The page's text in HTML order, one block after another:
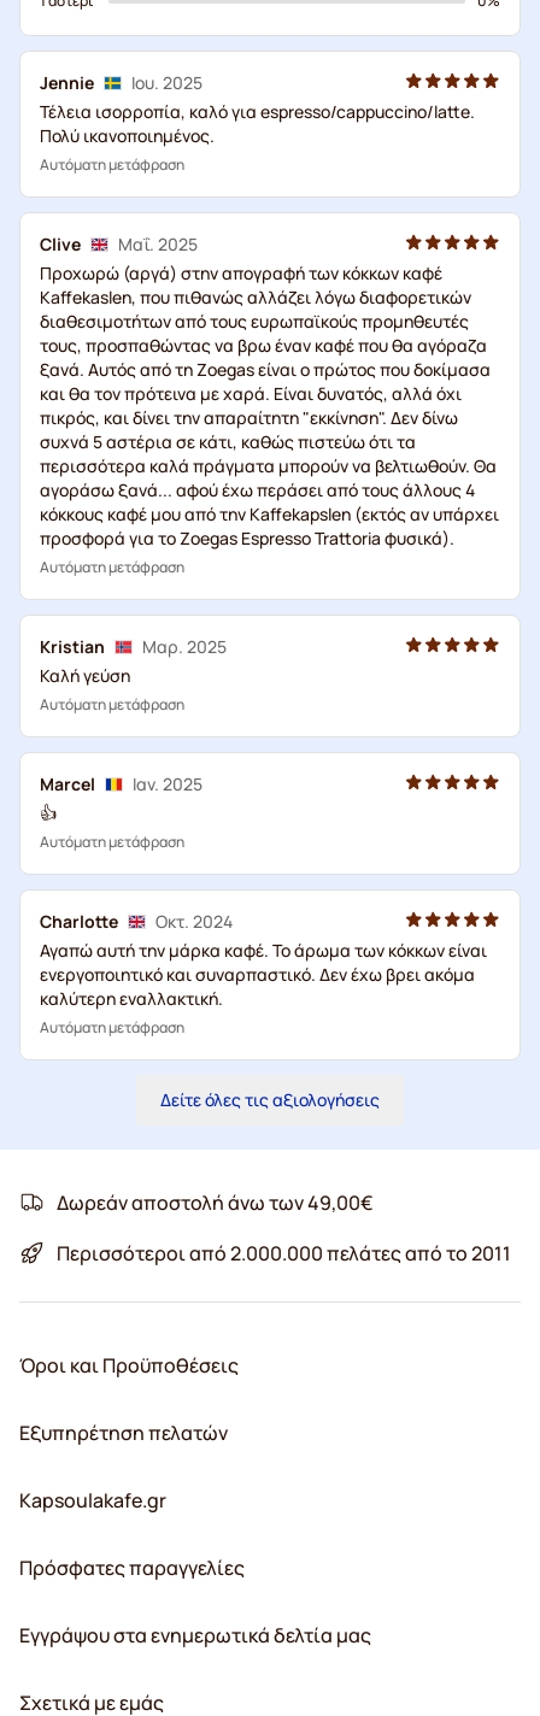
Jennie
Ιου. 2025
Τέλεια ισορροπία, καλό για espresso/cappuccino/latte.
Πολύ ικανοποιημένος.
Αυτόματη μετάφραση
Clive
Μαΐ. 2025
Προχωρώ (αργά) στην απογραφή των κόκκων καφέ
Kaffekaslen, που πιθανώς αλλάζει λόγω διαφορετικών
διαθεσιμοτήτων από τους ευρωπαϊκούς προμηθευτές
τους, προσπαθώντας να βρω έναν καφέ που θα αγόραζα
ξανά. Αυτός από τη Zoegas είναι ο πρώτος που δοκίμασα
και θα τον πρότεινα με χαρά. Είναι δυνατός, αλλά όχι
πικρός, και δίνει την απαραίτητη "εκκίνηση". Δεν δίνω
συχνά 5 αστέρια σε κάτι, καθώς πιστεύω ότι τα
περισσότερα καλά πράγματα μπορούν να βελτιωθούν. Θα
αγοράσω ξανά... αφού έχω περάσει από τους άλλους 4
κόκκους καφέ μου από την Kaffekapslen (εκτός αν υπάρχει
προσφορά για το Zoegas Espresso Trattoria φυσικά).
Αυτόματη μετάφραση
Kristian
Μαρ. 2025
Καλή γεύση
Αυτόματη μετάφραση
Marcel
Ιαν. 2025
👍
Αυτόματη μετάφραση
Charlotte
Οκτ. 2024
Αγαπώ αυτή την μάρκα καφέ. Το άρωμα των κόκκων είναι
ενεργοποιητικό και συναρπαστικό. Δεν έχω βρει ακόμα
καλύτερη εναλλακτική.
Αυτόματη μετάφραση
Δείτε όλες τις αξιολογήσεις
Δωρεάν αποστολή άνω των 49,00€
Περισσότεροι από 2.000.000 πελάτες από το 2011
Όροι και Προϋποθέσεις
Εξυπηρέτηση πελατών
Kapsoulakafe.gr
Πρόσφατες παραγγελίες
Εγγράψου στα ενημερωτικά δελτία μας
Σχετικά με εμάς